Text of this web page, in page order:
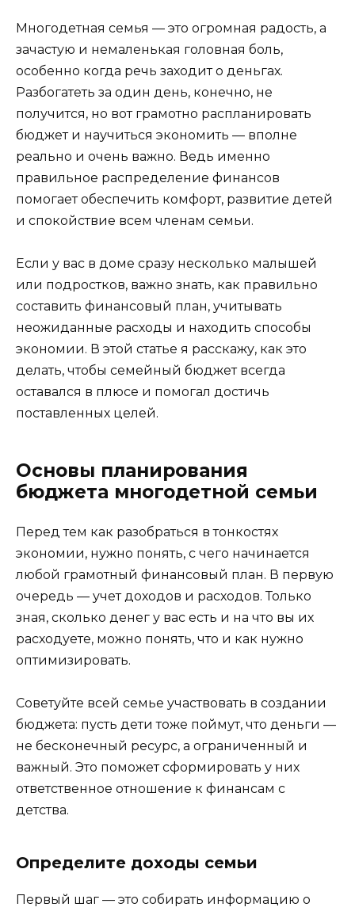
Многодетная семья — это огромная радость, а
зачастую и немаленькая головная боль,
особенно когда речь заходит о деньгах.
Разбогатеть за один день, конечно, не
получится, но вот грамотно распланировать
бюджет и научиться экономить — вполне
реально и очень важно. Ведь именно
правильное распределение финансов
помогает обеспечить комфорт, развитие детей
и спокойствие всем членам семьи.
Если у вас в доме сразу несколько малышей
или подростков, важно знать, как правильно
составить финансовый план, учитывать
неожиданные расходы и находить способы
экономии. В этой статье я расскажу, как это
делать, чтобы семейный бюджет всегда
оставался в плюсе и помогал достичь
поставленных целей.
Основы планирования
бюджета многодетной семьи
Перед тем как разобраться в тонкостях
экономии, нужно понять, с чего начинается
любой грамотный финансовый план. В первую
очередь — учет доходов и расходов. Только
зная, сколько денег у вас есть и на что вы их
расходуете, можно понять, что и как нужно
оптимизировать.
Советуйте всей семье участвовать в создании
бюджета: пусть дети тоже поймут, что деньги —
не бесконечный ресурс, а ограниченный и
важный. Это поможет сформировать у них
ответственное отношение к финансам с
детства.
Определите доходы семьи
Первый шаг — это собирать информацию о